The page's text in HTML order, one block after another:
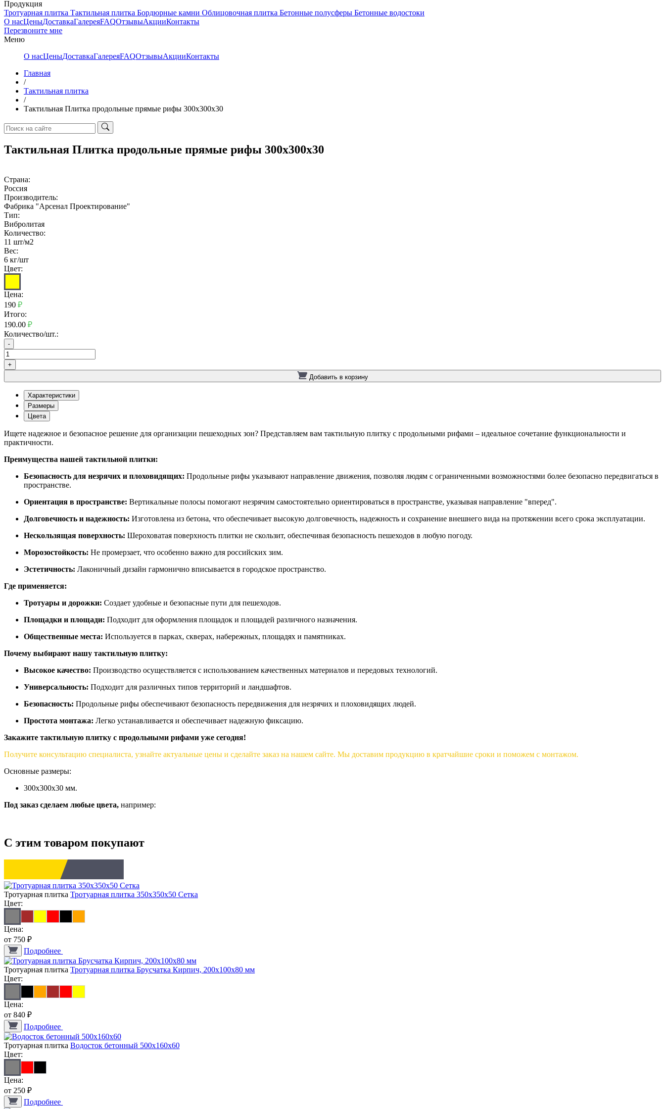
Продукция
Тротуарная плитка Тактильная плитка Бордюрные камни Облицовочная плитка Бетонные полусферы Бетонные водостоки
О насЦеныДоставкаГалереяFAQОтзывыАкцииКонтакты
Перезвоните мне
Меню
О насЦеныДоставкаГалереяFAQОтзывыАкцииКонтакты
Главная
/
Тактильная плитка
/
Тактильная Плитка продольные прямые рифы 300х300х30
Тактильная Плитка продольные прямые рифы 300х300х30
Страна:
Россия
Производитель:
Фабрика "Арсенал Проектирование"
Тип:
Вибролитая
Количество:
11 шт/м2
Вес:
6 кг/шт
Цвет:
Цена:
190 ₽
Итого:
190.00 ₽
Количество/шт.:
-
+
Добавить в корзину
Характеристики
Размеры
Цвета
Ищете надежное и безопасное решение для организации пешеходных зон? Представляем вам тактильную плитку с продольными рифами – идеальное сочетание функциональности и
практичности.
Преимущества нашей тактильной плитки:
Безопасность для незрячих и плоховидящих: Продольные рифы указывают направление движения, позволяя людям с ограниченными возможностями более безопасно передвигаться в
пространстве.
Ориентация в пространстве: Вертикальные полосы помогают незрячим самостоятельно ориентироваться в пространстве, указывая направление "вперед".
Долговечность и надежность: Изготовлена из бетона, что обеспечивает высокую долговечность, надежность и сохранение внешнего вида на протяжении всего срока эксплуатации.
Нескользящая поверхность: Шероховатая поверхность плитки не скользит, обеспечивая безопасность пешеходов в любую погоду.
Морозостойкость: Не промерзает, что особенно важно для российских зим.
Эстетичность: Лаконичный дизайн гармонично вписывается в городское пространство.
Где применяется:
Тротуары и дорожки: Создает удобные и безопасные пути для пешеходов.
Площадки и площади: Подходит для оформления площадок и площадей различного назначения.
Общественные места: Используется в парках, скверах, набережных, площадях и памятниках.
Почему выбирают нашу тактильную плитку:
Высокое качество: Производство осуществляется с использованием качественных материалов и передовых технологий.
Универсальность: Подходит для различных типов территорий и ландшафтов.
Безопасность: Продольные рифы обеспечивают безопасность передвижения для незрячих и плоховидящих людей.
Простота монтажа: Легко устанавливается и обеспечивает надежную фиксацию.
Закажите тактильную плитку с продольными рифами уже сегодня!
Получите консультацию специалиста, узнайте актуальные цены и сделайте заказ на нашем сайте. Мы доставим продукцию в кратчайшие сроки и поможем с монтажом.
Основные размеры:
300х300х30 мм.
Под заказ сделаем любые цвета, например:
С этим товаром покупают
Тротуарная плитка Тротуарная плитка 350х350х50 Сетка
Цвет:
Цена:
от 750 ₽
Подробнее
Тротуарная плитка Тротуарная плитка Брусчатка Кирпич, 200х100х80 мм
Цвет:
Цена:
от 840 ₽
Подробнее
Тротуарная плитка Водосток бетонный 500х160х60
Цвет:
Цена:
от 250 ₽
Подробнее